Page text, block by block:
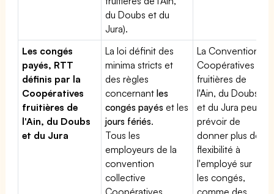
du Doubs et du
Jura).
Les congés
payés, RTT
définis par la
Coopératives
fruitières de
l'Ain, du Doubs
et du Jura
La loi définit des
minima stricts et
des règles
concernantles
congés payés et les
jours fériés.
Tous les
employeurs de la
convention
collective
Coopératives
La Convention
Coopératives
fruitières de
l'Ain, du Doubs
et du Jura peut
prévoir de
donner plus de
flexibilité à
l'employé sur
les congés,
comme des